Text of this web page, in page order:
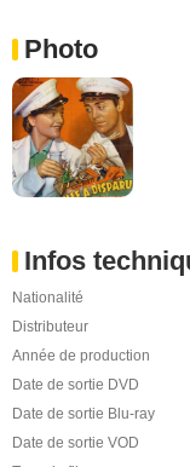
Photo
Infos
Nationalité
Distributeur
Année de production
Date de sortie DVD
Date de sortie Blu-ray
Date de sortie VOD